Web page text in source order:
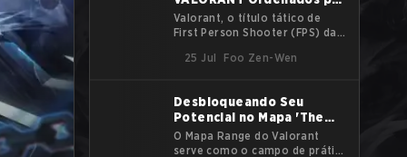
Lançamento
Valorant, o título tático de
First Person Shooter (FPS) da
ano. Ao longo do tempo, novos
e revitalizar a base de
jogadores. Cada mapa de
Valorant tem sua própria
personalidade e características
25 Jul Foo Zen-Wen
Desbloqueando Seu
Potencial no Mapa 'The
Range' do Valorant
O Mapa Range do Valorant
serve como o campo de prática